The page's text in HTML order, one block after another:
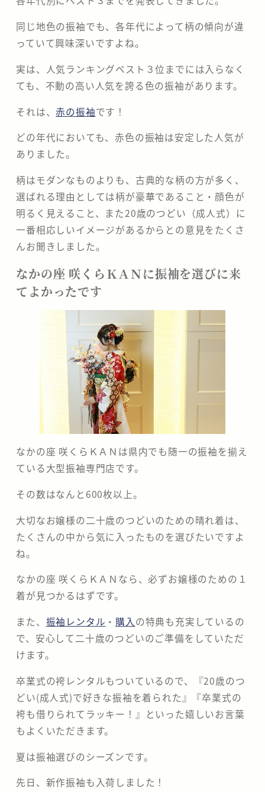
同じ地色の振袖でも、各年代によって柄の傾向が違
っていて興味深いですよね。
実は、人気ランキングベスト３位までには入らなく
ても、不動の高い人気を誇る色の振袖があります。
それは、赤の振袖です！
どの年代においても、赤色の振袖は安定した人気が
ありました。
柄はモダンなものよりも、古典的な柄の方が多く、
選ばれる理由としては柄が豪華であること・顔色が
明るく見えること、また20歳のつどい（成人式）に
一番相応しいイメージがあるからとの意見をたくさ
んお聞きしました。
なかの座 咲くらＫＡＮに振袖を選びに来
てよかったです
なかの座 咲くらＫＡＮは県内でも随一の振袖を揃え
ている大型振袖専門店です。
その数はなんと600枚以上。
大切なお嬢様の二十歳のつどいのための晴れ着は、
たくさんの中から気に入ったものを選びたいですよ
ね。
なかの座 咲くらＫＡＮなら、必ずお嬢様のための１
着が見つかるはずです。
また、 振袖レンタル ・ 購入の特典も充実しているの
で、安心して二十歳のつどいのご準備をしていただ
けます。
卒業式の袴レンタルもついているので、『20歳のつ
どい(成人式)で好きな振袖を着られた』『卒業式の
袴も借りられてラッキー！』といった嬉しいお言葉
もよくいただきます。
夏は振袖選びのシーズンです。
先日、新作振袖も入荷しました！